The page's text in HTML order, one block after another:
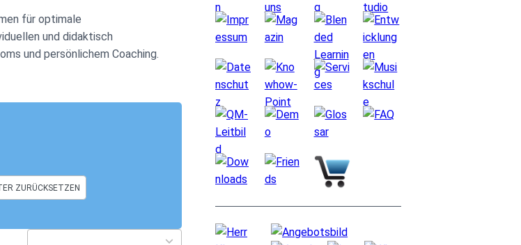
für optimale
und didaktisch
und persönlichem Coaching.
ZURÜCKSETZEN